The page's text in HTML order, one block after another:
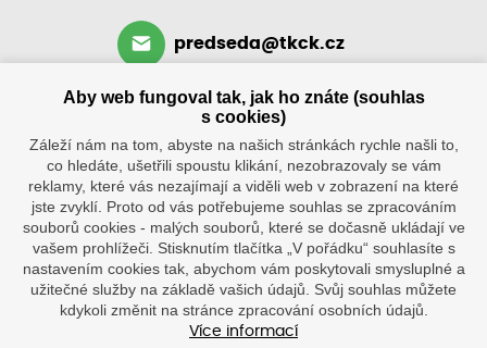
predseda@tkck.cz
+420 734 313 590
po–ne: 8–19 hod.
Klub
Tenisová škola
Tenisové
kurty
Aby web fungoval tak, jak ho znáte (souhlas
s cookies)
Záleží nám na tom, abyste na našich stránkách rychle našli to,
co hledáte, ušetřili spoustu klikání, nezobrazovaly se vám
reklamy, které vás nezajímají a viděli web v zobrazení na které
jste zvyklí. Proto od vás potřebujeme souhlas se zpracováním
souborů cookies - malých souborů, které se dočasně ukládají ve
vašem prohlížeči. Stisknutím tlačítka „V pořádku“ souhlasíte s
nastavením cookies tak, abychom vám poskytovali smysluplné a
užitečné služby na základě vašich údajů. Svůj souhlas můžete
kdykoli změnit na stránce zpracování osobních údajů.
Více informací